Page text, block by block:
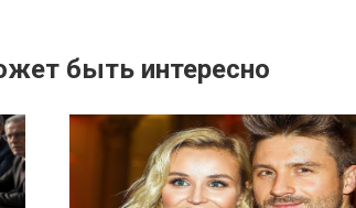
быть интересно